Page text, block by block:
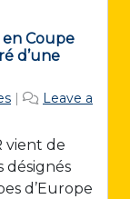
Coupe
d’une
|
Leave a
vient de
désignés
d’Europe